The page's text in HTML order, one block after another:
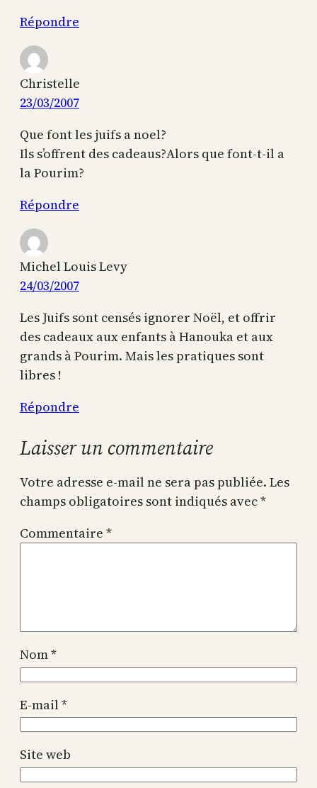
Répondre
Christelle
23/03/2007
Que font les juifs a noel?
Ils s’offrent des cadeaus?Alors que font-t-il a
la Pourim?
Répondre
Michel Louis Levy
24/03/2007
Les Juifs sont censés ignorer Noël, et offrir
des cadeaux aux enfants à Hanouka et aux
grands à Pourim. Mais les pratiques sont
libres !
Répondre
Laisser un commentaire
Votre adresse e-mail ne sera pas publiée. Les
champs obligatoires sont indiqués avec*
Commentaire *
Nom*
E-mail*
Site web